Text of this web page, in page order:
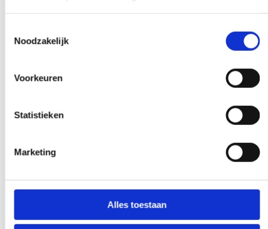
Noodzakelijk
Voorkeuren
Statistieken
Marketing
Alles toestaan
Arbeit betrifft, greifen Sie zum Telefon und
schaffen auf Wunsch Klarheit.
Benötigen Sie unsere Hilfe außerhalb des
verhandelbar, und wir werden es möglich
machen - wenn möglich.